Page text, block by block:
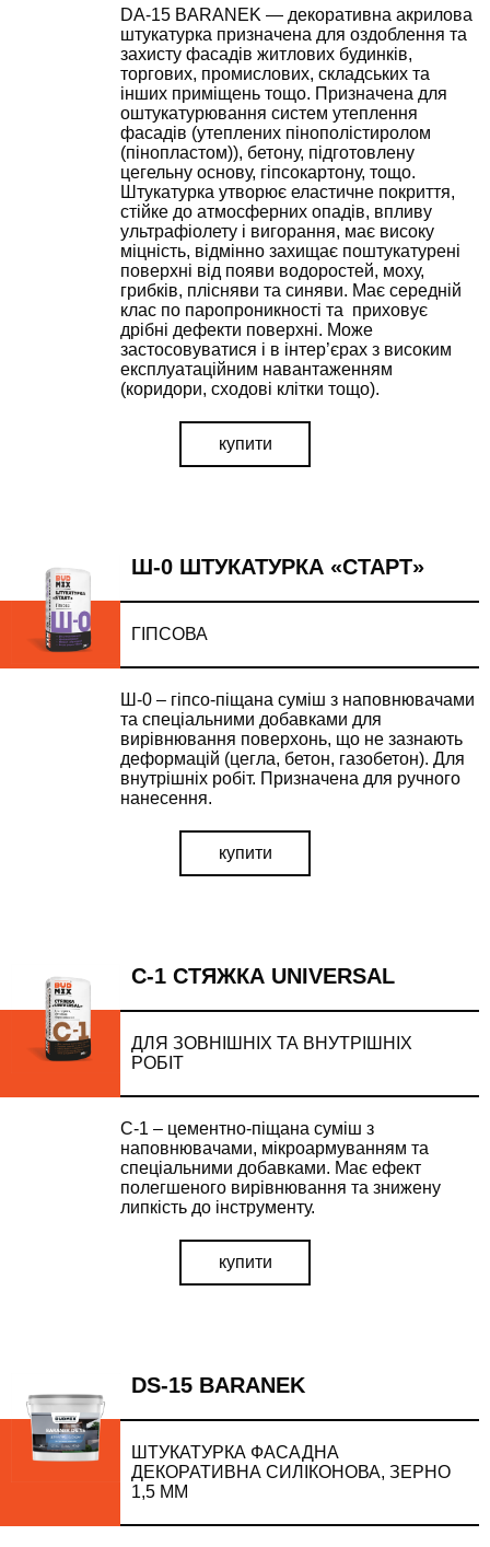
DA-15 BARANEK — декоративна акрилова
штукатурка призначена для оздоблення та
захисту фасадів житлових будинків,
торгових, промислових, складських та
інших приміщень тощо. Призначена для
оштукатурювання систем утеплення
фасадів (утеплених пінополістиролом
(пінопластом)), бетону, підготовлену
цегельну основу, гіпсокартону, тощо.
Штукатурка утворює еластичне покриття,
стійке до атмосферних опадів, впливу
ультрафіолету і вигорання, має високу
міцність, відмінно захищає поштукатурені
поверхні від появи водоростей, моху,
грибків, плісняви та синяви. Має середній
клас по паропроникності та приховує
дрібні дефекти поверхні. Може
застосовуватися і в інтер’єрах з високим
експлуатаційним навантаженням
(коридори, сходові клітки тощо).
купити
Ш-0 ШТУКАТУРКА «СТАРТ»
ГІПСОВА
Ш-0 – гіпсо-піщана суміш з наповнювачами
та спеціальними добавками для
вирівнювання поверхонь, що не зазнають
деформацій (цегла, бетон, газобетон). Для
внутрішніх робіт. Призначена для ручного
нанесення.
купити
С-1 СТЯЖКА UNIVERSAL
ДЛЯ ЗОВНІШНІХ ТА ВНУТРІШНІХ
РОБІТ
С-1 – цементно-піщана суміш з
наповнювачами, мікроармуванням та
спеціальними добавками. Має ефект
полегшеного вирівнювання та знижену
липкість до інструменту.
купити
DS-15 BARANEK
ШТУКАТУРКА ФАСАДНА
ДЕКОРАТИВНА СИЛІКОНОВА, ЗЕРНО
1,5 ММ